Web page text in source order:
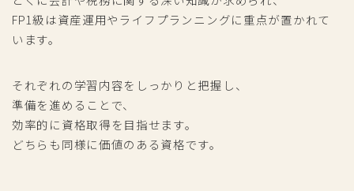
FP1級は資産運用やライフプランニングに重点が置かれて
います。
それぞれの学習内容をしっかりと把握し、
準備を進めることで、
効率的に資格取得を目指せます。
どちらも同様に価値のある資格です。